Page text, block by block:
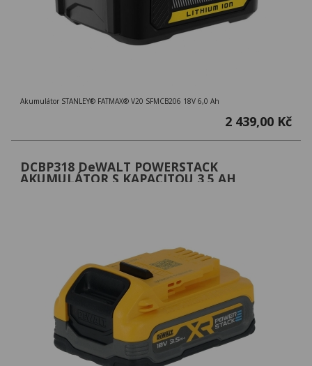
Akumulátor STANLEY® FATMAX® V20 SFMCB206 18V 6,0 Ah
2 439,00 Kč
DCBP318 DeWALT POWERSTACK
AKUMULÁTOR S KAPACITOU 3,5 AH